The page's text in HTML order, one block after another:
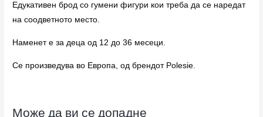
Едукативен брод со гумени фигури кои треба да се наредат
на соодветното место.
Наменет е за деца од 12 до 36 месеци.
Се произведува во Европа, од брендот Polesie.
Може да ви се допадне